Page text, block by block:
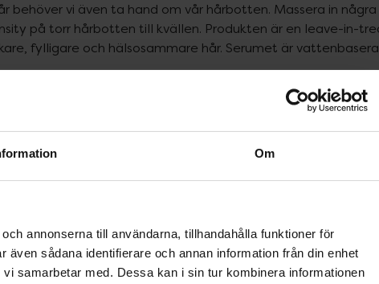
Om
annonserna till användarna, tillhandahålla funktioner för
sådana identifierare och annan information från din enhet
samarbetar med. Dessa kan i sin tur kombinera informationen
behöver vi även ta hand om vår hårbotten. Massera in
på torr hårbotten till kvällen. Produkten är en leave-in-
fylligare och hälsosammare hår. Serumet är
4.3 av 5 i omdöme
The Ordinary Multi-Peptide Serum for
Hårserum 60 ml